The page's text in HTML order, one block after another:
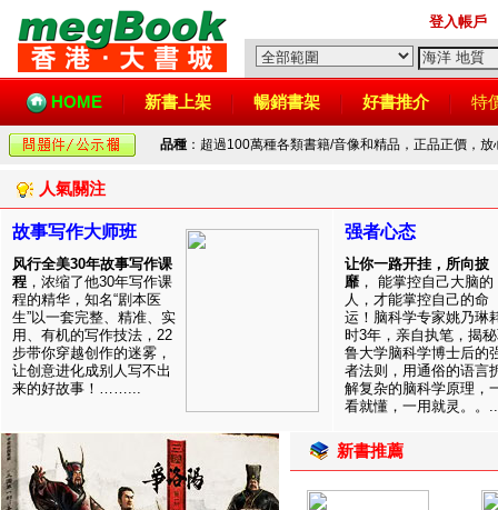
登入帳戶
HOME 新書上架 暢銷書架 好書推介 特
品種 ：超過100萬種各類書籍/音像和精品，正品正價，
人氣關注
故事写作大师班
风行全美30年故事写作课
程 ，浓缩了他30年写作课
程的精华，知名“剧本医
生”以一套完整、精准、实
用、有机的写作技法，22
步带你穿越创作的迷雾，
让创意进化成别人写不出
来的好故事！……...
强者心态
让你一路开挂，所向披
靡 ， 能掌控自己大脑的
人，才能掌控自己的命
运！脑科学专家姚乃琳
时3年，亲自执笔，揭
鲁大学脑科学博士后的
者法则，用通俗的语言
解复杂的脑科学原理，
看就懂，一用就灵。。
新書推薦